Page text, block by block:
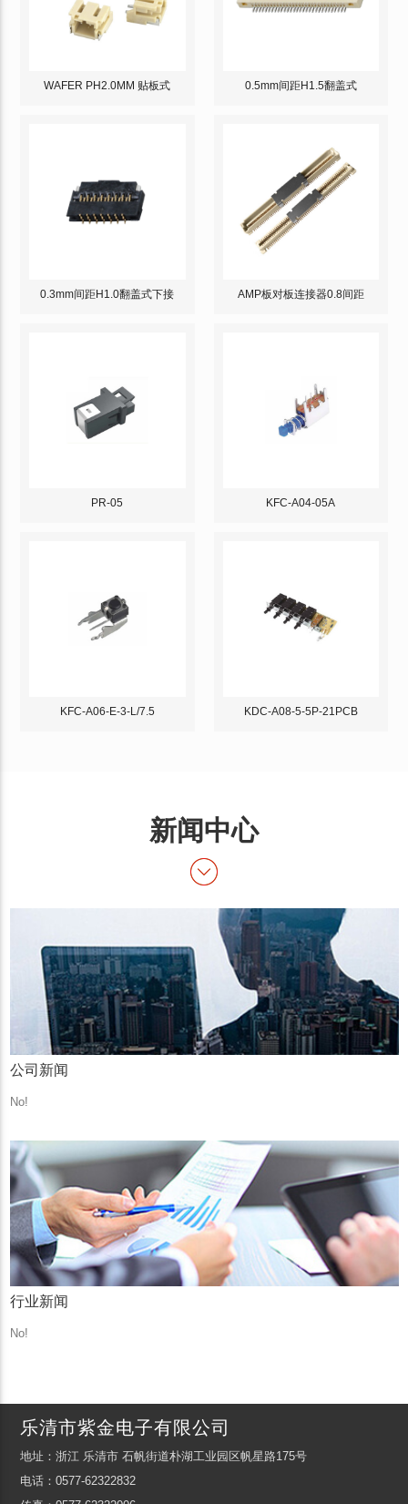
WAFER PH2.0MM 贴板式 0.5mm间距H1.5翻盖式
0.3mm间距H1.0翻盖式下接 AMP板对板连接器0.8间距
PR-05 KFC-A04-05A
KFC-A06-E-3-L/7.5 KDC-A08-5-5P-21PCB
新闻中心
公司新闻
No!
行业新闻
No!
乐清市紫金电子有限公司
地址：浙江 乐清市 石帆街道朴湖工业园区帆星路175号
电话：0577-62322832